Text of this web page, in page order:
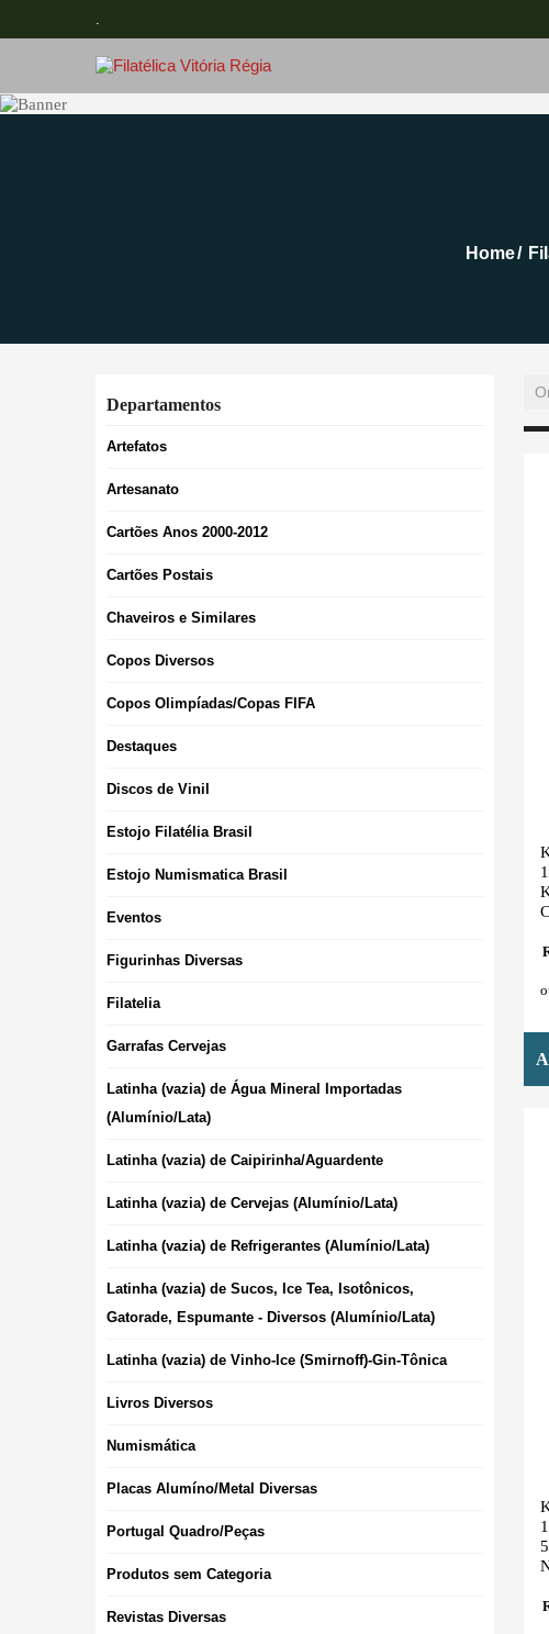
.
Home
Departamentos
Artefatos
Artesanato
Cartões Anos 2000-2012
Cartões Postais
Chaveiros e Similares
Copos Diversos
Copos Olimpíadas/Copas FIFA
Destaques
Discos de Vinil
Estojo Filatélia Brasil
Estojo Numismatica Brasil
Eventos
Figurinhas Diversas
Filatelia
Garrafas Cervejas
Latinha (vazia) de Água Mineral Importadas
(Alumínio/Lata)
Latinha (vazia) de Caipirinha/Aguardente
Latinha (vazia) de Cervejas (Alumínio/Lata)
Latinha (vazia) de Refrigerantes (Alumínio/Lata)
Latinha (vazia) de Sucos, Ice Tea, Isotônicos,
Gatorade, Espumante - Diversos (Alumínio/Lata)
Latinha (vazia) de Vinho-Ice (Smirnoff)-Gin-Tônica
Livros Diversos
Numismática
Placas Alumíno/Metal Diversas
Portugal Quadro/Peças
Produtos sem Categoria
Revistas Diversas